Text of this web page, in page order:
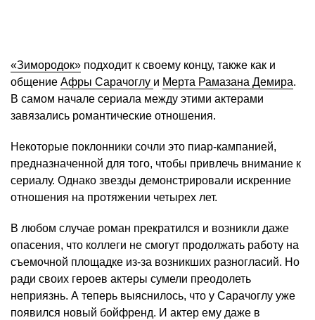
«Зимородок» подходит к своему концу, также как и
общение Афры Сарачоглу и Мерта Рамазана Демира.
В самом начале сериала между этими актерами
завязались романтические отношения.
Некоторые поклонники сочли это пиар-кампанией,
предназначенной для того, чтобы привлечь внимание к
сериалу. Однако звезды демонстрировали искренние
отношения на протяжении четырех лет.
В любом случае роман прекратился и возникли даже
опасения, что коллеги не смогут продолжать работу на
съемочной площадке из-за возникших разногласий. Но
ради своих героев актеры сумели преодолеть
неприязнь. А теперь выяснилось, что у Сарачоглу уже
появился новый бойфренд. И актер ему даже в